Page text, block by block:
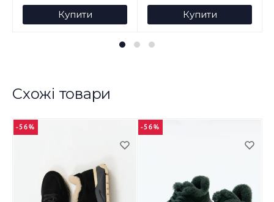
Купити Купити
Схожі товари
-56% -56%